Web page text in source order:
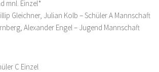
mnl. Einzel*
Gleichner, Julian Kolb – Schüler A Mannschaft
Alexander Engel – Jugend Mannschaft
C Einzel